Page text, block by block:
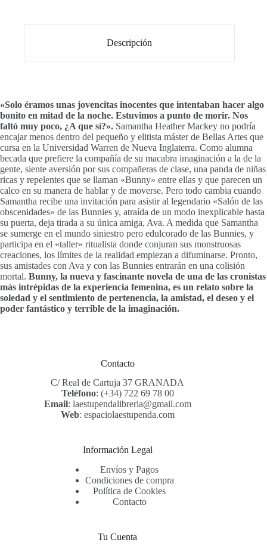
Descripción
«Solo éramos unas jovencitas inocentes que intentaban hacer algo
bonito en mitad de la noche. Estuvimos a punto de morir. Nos
faltó muy poco, ¿A que sí?». Samantha Heather Mackey no podría
encajar menos dentro del pequeño y elitista máster de Bellas Artes que
cursa en la Universidad Warren de Nueva Inglaterra. Como alumna
becada que prefiere la compañía de su macabra imaginación a la de la
gente, siente aversión por sus compañeras de clase, una panda de niñas
ricas y repelentes que se llaman «Bunny» entre ellas y que parecen un
calco en su manera de hablar y de moverse. Pero todo cambia cuando
Samantha recibe una invitación para asistir al legendario «Salón de las
obscenidades» de las Bunnies y, atraída de un modo inexplicable hasta
su puerta, deja tirada a su única amiga, Ava. A medida que Samantha
se sumerge en el mundo siniestro pero edulcorado de las Bunnies, y
participa en el «taller» ritualista donde conjuran sus monstruosas
creaciones, los límites de la realidad empiezan a difuminarse. Pronto,
sus amistades con Ava y con las Bunnies entrarán en una colisión
mortal. Bunny, la nueva y fascinante novela de una de las cronistas
más intrépidas de la experiencia femenina, es un relato sobre la
soledad y el sentimiento de pertenencia, la amistad, el deseo y el
poder fantástico y terrible de la imaginación.
Contacto
C/ Real de Cartuja 37 GRANADA
Teléfono: (+34) 722 69 78 00
Email: laestupendalibreria@gmail.com
Web: espaciolaestupenda.com
Información Legal
Envíos y Pagos
Condiciones de compra
Política de Cookies
Contacto
Tu Cuenta